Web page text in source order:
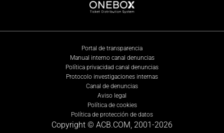
Portal de transparencia
Manual interno canal denuncias
Política privacidad canal denuncias
Protocolo investigaciones internas
Canal de denuncias
Aviso legal
Política de cookies
Política de protección de datos
Copyright © ACB.COM, 2001-2026